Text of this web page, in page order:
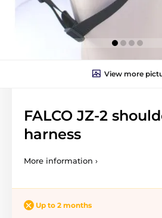
View more
FALCO JZ-2
harness
More information ›
Up to 2 months